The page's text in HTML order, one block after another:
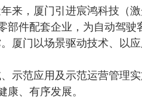
来，厦门引进宸鸿科技（
件配套企业，为自动驾驶
厦门 以场景驱动技术、以
示范应用及示范运营管理
、有序发展。